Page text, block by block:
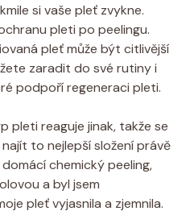
si vaše pleť zvykne.
pleti po‌ peelingu.
pleť ​může⁤ být citlivější
zaradit do své rutiny i
podpoří regeneraci⁢ pleti.
pleti reaguje jinak, takže se
to ⁤nejlepší složení právě
chemický‌ peeling,
⁢a byl jsem
pleť vyjasnila a zjemnila.